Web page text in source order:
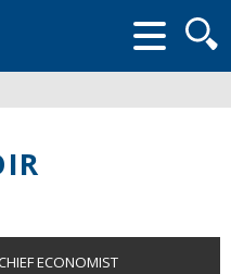
form
ECONOMIST